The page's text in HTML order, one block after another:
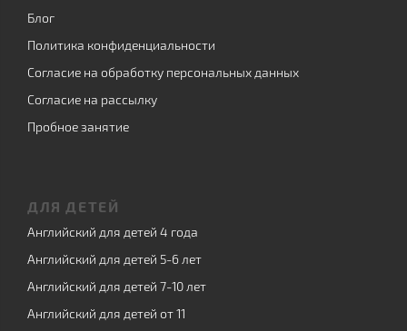
Блог
Политика конфиденциальности
Согласие на обработку персональных данных
Согласие на рассылку
Пробное занятие
ДЛЯ ДЕТЕЙ
Английский для детей 4 года
Английский для детей 5-6 лет
Английский для детей 7-10 лет
Английский для детей от 11